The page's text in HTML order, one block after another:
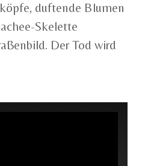
duftende Blumen
Skelette
Der Tod wird